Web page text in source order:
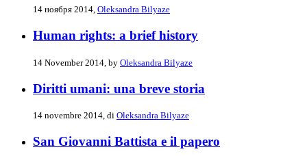
14 ноября 2014, Oleksandra Bilyaze
Human rights: a brief history
14 November 2014, by Oleksandra Bilyaze
Diritti umani: una breve storia
14 novembre 2014, di Oleksandra Bilyaze
San Giovanni Battista e il papero